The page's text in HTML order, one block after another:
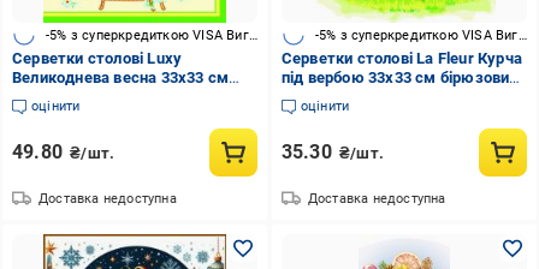
-5% з суперкредиткою VISA Вигода
Серветки столові Luxy
Великоднева весна 33х33 см
жовтий 18 шт.
оцінити
49.80 ₴/шт.
Доставка недоступна
Серветки столові La Fleur Курча
під вербою 33х33 см бірюзовий
16 шт.
оцінити
35.30 ₴/шт.
Доставка недоступна